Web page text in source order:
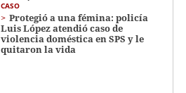
CASO
Protegió a una fémina: policía
Luis López atendió caso de
violencia doméstica en SPS y le
quitaron la vida